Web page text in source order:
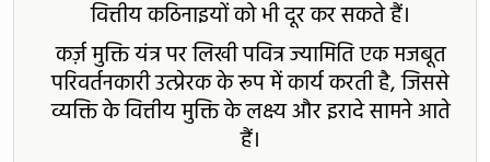
वित्तीय कठिनाइयों को भी दूर कर सकते हैं।
कर्ज़ मुक्ति यंत्र पर लिखी पवित्र ज्यामिति एक मजबूत
परिवर्तनकारी उत्प्रेरक के रूप में कार्य करती है, जिससे
व्यक्ति के वित्तीय मुक्ति के लक्ष्य और इरादे सामने आते
हैं।